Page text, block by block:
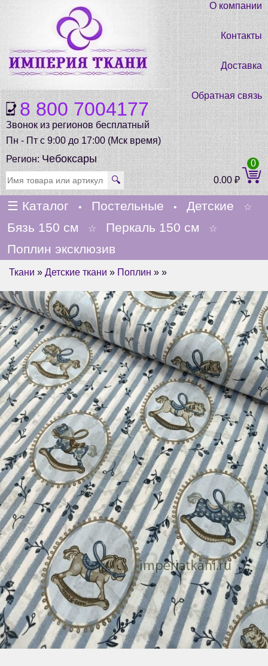
8 800 7004177
Звонок из регионов бесплатный
Пн - Пт с 9:00 до 17:00 (Мск время)
О компании
Контакты
Доставка
Обратная связь
Регион:Чебоксары
🔍 0.00₽
0
☰ Каталог • Постельные • Детские ☆
Бязь 150 см ☆ Перкаль 150 см ☆
Поплин эксклюзив
Ткани » Детские ткани » Поплин » »